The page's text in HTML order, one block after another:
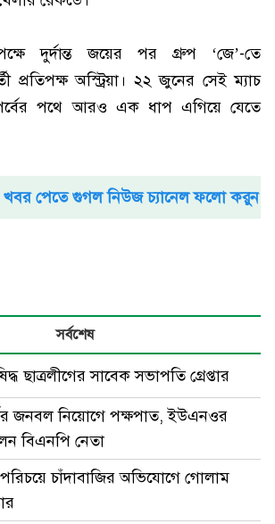
দুর্দান্ত জয়ের পর গ্রুপ ‘জে’-তে
প্রতিপক্ষ অস্ট্রিয়া। ২২ জুনের সেই ম্যাচ
পথে আরও এক ধাপ এগিয়ে যেতে
খবর পেতে গুগল নিউজ চ্যানেল ফলো করুন
সর্বশেষ
ছাত্রলীগের সাবেক সভাপতি গ্রেপ্তার
জনবল নিয়োগে পক্ষপাত, ইউএনওর
বিএনপি নেতা
চাঁদাবাজির অভিযোগে গোলাম